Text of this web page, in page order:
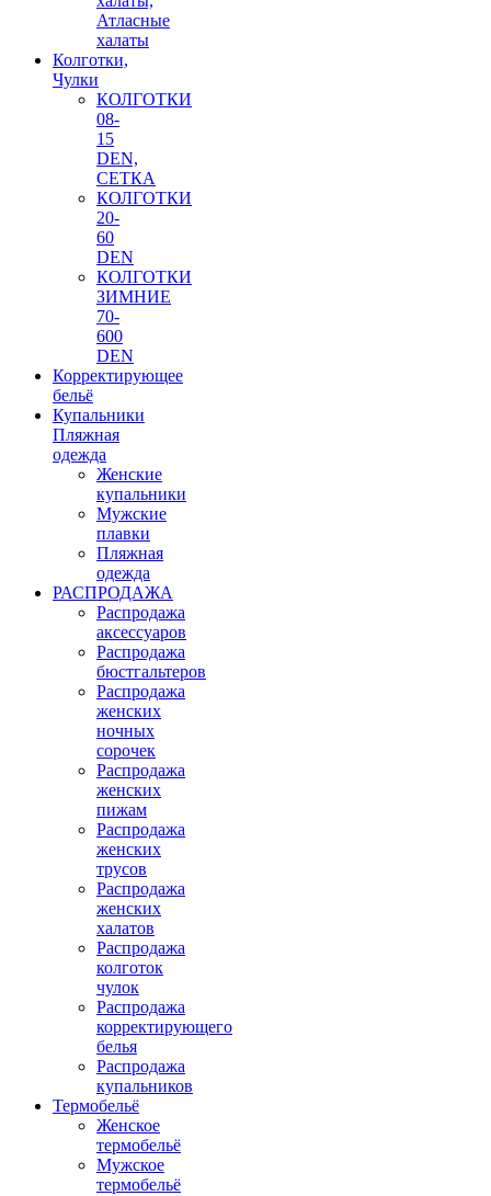
Атласные
халаты
Колготки,
Чулки
КОЛГОТКИ
08-
15
DEN,
СЕТКА
КОЛГОТКИ
20-
60
DEN
КОЛГОТКИ
ЗИМНИЕ
70-
600
DEN
Корректирующее
бельё
Купальники
Пляжная
одежда
Женские
купальники
Мужские
плавки
Пляжная
одежда
РАСПРОДАЖА
Распродажа
аксессуаров
Распродажа
бюстгальтеров
Распродажа
женских
ночных
сорочек
Распродажа
женских
пижам
Распродажа
женских
трусов
Распродажа
женских
халатов
Распродажа
колготок
чулок
Распродажа
корректирующего
белья
Распродажа
купальников
Термобельё
Женское
термобельё
Мужское
термобельё